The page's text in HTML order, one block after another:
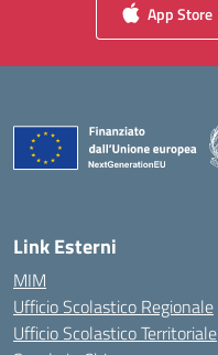
App Store
Link Esterni
MIM
Ufficio Scolastico Regionale
Ufficio Scolastico Territoriale